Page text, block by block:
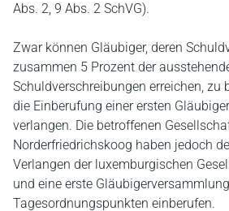
Abs. 2, 9 Abs. 2 SchVG).
Zwar können Gläubiger, deren
zusammen 5 Prozent der
Schuldverschreibungen erreichen, zu
die Einberufung einer ersten
verlangen. Die betroffenen
Norderfriedrichskoog haben jedoch
Verlangen der luxemburgischen
und eine erste
Tagesordnungspunkten einberufen.